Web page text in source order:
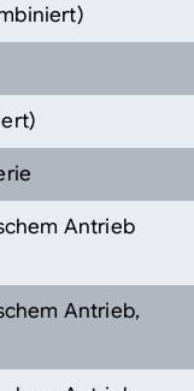
Antrieb
Antrieb,